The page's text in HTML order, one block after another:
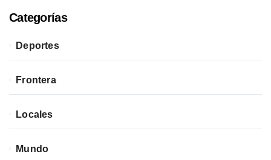
Categorías
Deportes
Frontera
Locales
Mundo